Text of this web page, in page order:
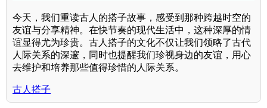
今天，我们重读古人的搭子故事，感受到那种跨越时空的
友谊与分享精神。在快节奏的现代生活中，这种深厚的情
谊显得尤为珍贵。古人搭子的文化不仅让我们领略了古代
人际关系的深邃，同时也提醒我们珍视身边的友谊，用心
去维护和培养那些值得珍惜的人际关系。
古人搭子